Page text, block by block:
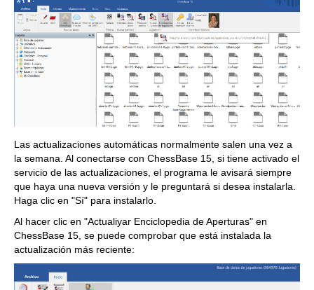
Las actualizaciones automáticas normalmente salen una vez a
la semana. Al conectarse con ChessBase 15, si tiene activado el
servicio de las actualizaciones, el programa le avisará siempre
que haya una nueva versión y le preguntará si desea instalarla.
Haga clic en "Sí" para instalarlo.
Al hacer clic en "Actualiyar Enciclopedia de Aperturas" en
ChessBase 15, se puede comprobar que está instalada la
actualización más reciente: